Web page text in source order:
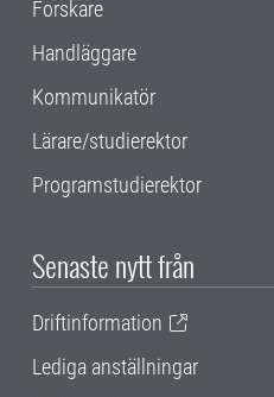
Forskare
Handläggare
Kommunikatör
Lärare/studierektor
Programstudierektor
Senaste nytt från
Driftinformation
Lediga anställningar